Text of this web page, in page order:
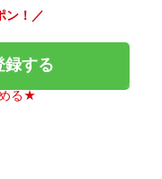
ン！／
録する
る★